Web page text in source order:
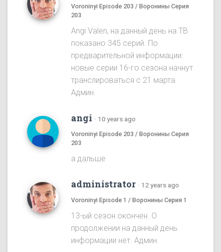
Voroninyi Episode 203 / Воронины Серия
203
Angi Valen, на данный день на ТВ
показано 345 серий. По
предварительной информации:
новые серии 16-го сезона начнут
транслироваться с 21 марта.
Админ.
angi · 10 years ago
Voroninyi Episode 203 / Воронины Серия
203
а дальше
administrator · 12 years ago
Voroninyi Episode 1 / Воронины Серия 1
13-ый сезон окончен. О
продолжении на данный день
информации нет. Админ.